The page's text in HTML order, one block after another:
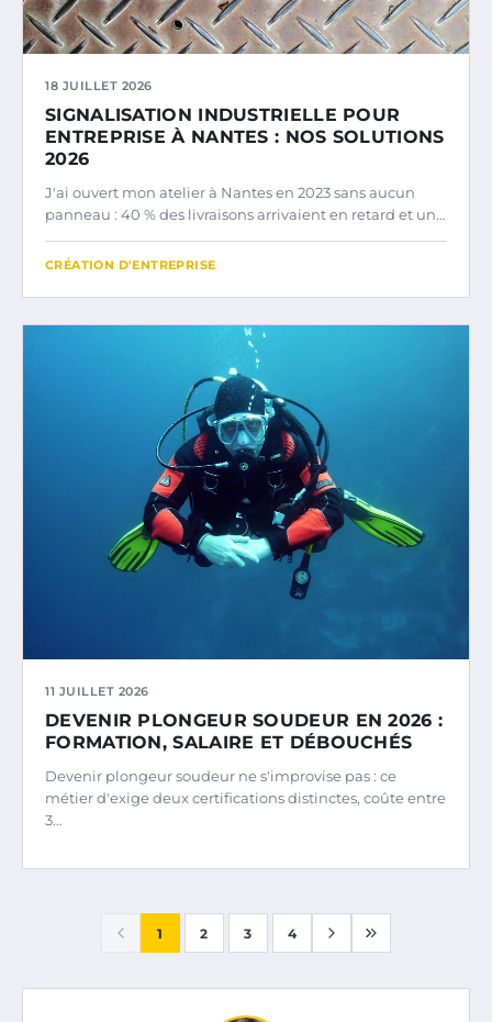
18 JUILLET 2026
SIGNALISATION INDUSTRIELLE POUR
ENTREPRISE À NANTES : NOS SOLUTIONS
2026
J'ai ouvert mon atelier à Nantes en 2023 sans aucun
panneau : 40 % des livraisons arrivaient en retard et un…
CRÉATION D'ENTREPRISE
11 JUILLET 2026
DEVENIR PLONGEUR SOUDEUR EN 2026 :
FORMATION, SALAIRE ET DÉBOUCHÉS
Devenir plongeur soudeur ne s'improvise pas : ce
métier d'exige deux certifications distinctes, coûte entre
3…
1 2 3 4